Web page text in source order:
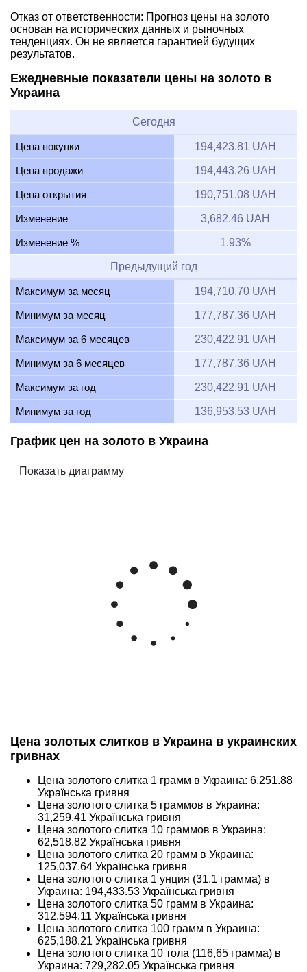
Отказ от ответственности: Прогноз цены на золото
основан на исторических данных и рыночных
тенденциях. Он не является гарантией будущих
результатов.
Ежедневные показатели цены на золото в
Украина
Сегодня
Цена покупки 194,423.81 UAH
Цена продажи 194,443.26 UAH
Цена открытия 190,751.08 UAH
Изменение 3,682.46 UAH
Изменение % 1.93%
Предыдущий год
Максимум за месяц 194,710.70 UAH
Минимум за месяц 177,787.36 UAH
Максимум за 6 месяцев 230,422.91 UAH
Минимум за 6 месяцев 177,787.36 UAH
Максимум за год 230,422.91 UAH
Минимум за год 136,953.53 UAH
График цен на золото в Украина
Цена золотых слитков в Украина в украинских
гривнах
Цена золотого слитка 1 грамм в Украина: 6,251.88
Українська гривня
Цена золотого слитка 5 граммов в Украина:
31,259.41 Українська гривня
Цена золотого слитка 10 граммов в Украина:
62,518.82 Українська гривня
Цена золотого слитка 20 грамм в Украина:
125,037.64 Українська гривня
Цена золотого слитка 1 унция (31,1 грамма) в
Украина: 194,433.53 Українська гривня
Цена золотого слитка 50 грамм в Украина:
312,594.11 Українська гривня
Цена золотого слитка 100 грамм в Украина:
625,188.21 Українська гривня
Цена золотого слитка 10 тола (116,65 грамма) в
Украина: 729,282.05 Українська гривня